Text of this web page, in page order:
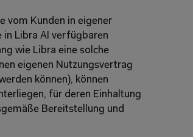
vom Kunden in eigener
Libra AI verfügbaren
wie Libra eine solche
eigenen Nutzungsvertrag
können), können
für deren Einhaltung
Bereitstellung und